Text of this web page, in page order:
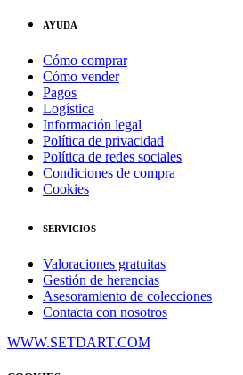
AYUDA
Cómo comprar
Cómo vender
Pagos
Logística
Información legal
Política de privacidad
Política de redes sociales
Condiciones de compra
Cookies
SERVICIOS
Valoraciones gratuitas
Gestión de herencias
Asesoramiento de colecciones
Contacta con nosotros
WWW.SETDART.COM